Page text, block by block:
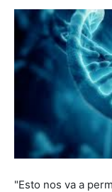
"Esto nos va a